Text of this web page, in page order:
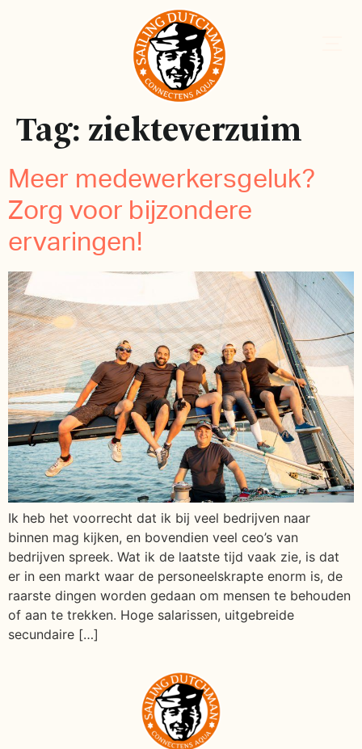
Tag: ziekteverzuim
Meer medewerkersgeluk?
Zorg voor bijzondere
ervaringen!
Ik heb het voorrecht dat ik bij veel bedrijven naar
binnen mag kijken, en bovendien veel ceo’s van
bedrijven spreek. Wat ik de laatste tijd vaak zie, is dat
er in een markt waar de personeelskrapte enorm is, de
raarste dingen worden gedaan om mensen te behouden
of aan te trekken. Hoge salarissen, uitgebreide
secundaire […]